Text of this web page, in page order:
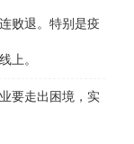
败退。特别是疫
上。
要走出困境，实